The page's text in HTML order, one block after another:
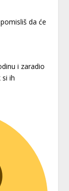
da će
i zaradio
ih